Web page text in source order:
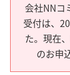
会社NNコ
受付は、
た。現在
のお申